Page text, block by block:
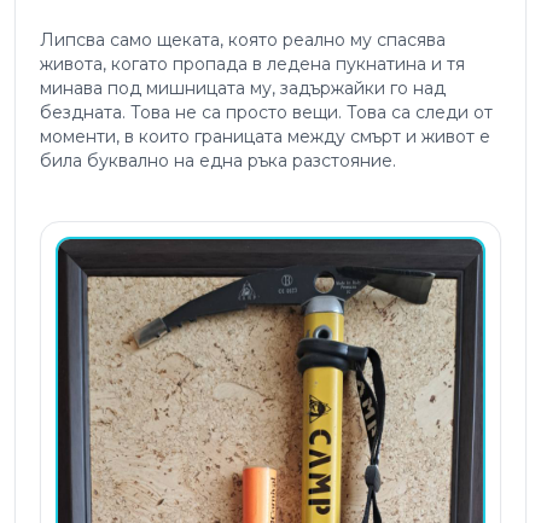
Липсва само щеката, която реално му спасява
живота, когато пропада в ледена пукнатина и тя
минава под мишницата му, задържайки го над
бездната. Това не са просто вещи. Това са следи от
моменти, в които границата между смърт и живот е
била буквално на една ръка разстояние.